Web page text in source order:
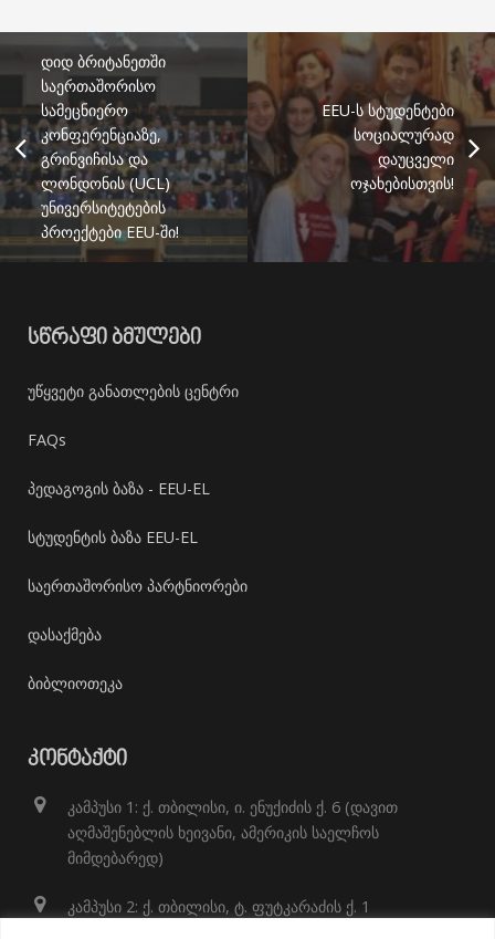
დიდ ბრიტანეთში
საერთაშორისო
სამეცნიერო
კონფერენციაზე,
გრინვიჩისა და
ლონდონის (UCL)
უნივერსიტეტების
პროექტები EEU-ში!
EEU-ს სტუდენტები
სოციალურად
დაუცველი
ოჯახებისთვის!
ᲡᲬᲠᲐᲤᲘ ᲑᲛᲣᲚᲔᲑᲘ
უწყვეტი განათლების ცენტრი
FAQs
პედაგოგის ბაზა - EEU-EL
სტუდენტის ბაზა EEU-EL
საერთაშორისო პარტნიორები
დასაქმება
ბიბლიოთეკა
ᲙᲝᲜᲢᲐᲥᲢᲘ
კამპუსი 1: ქ. თბილისი, ი. ენუქიძის ქ. 6 (დავით
აღმაშენებლის ხეივანი, ამერიკის საელჩოს
მიმდებარედ)
კამპუსი 2: ქ. თბილისი, ტ. ფუტკარაძის ქ. 1